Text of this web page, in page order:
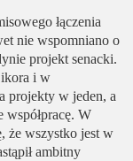
łączenia
nie wspomniano o
projekt senacki.
i w
projekty w jeden, a
współpracę. W
że wszystko jest w
ambitny